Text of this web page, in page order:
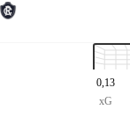
0,13
xG